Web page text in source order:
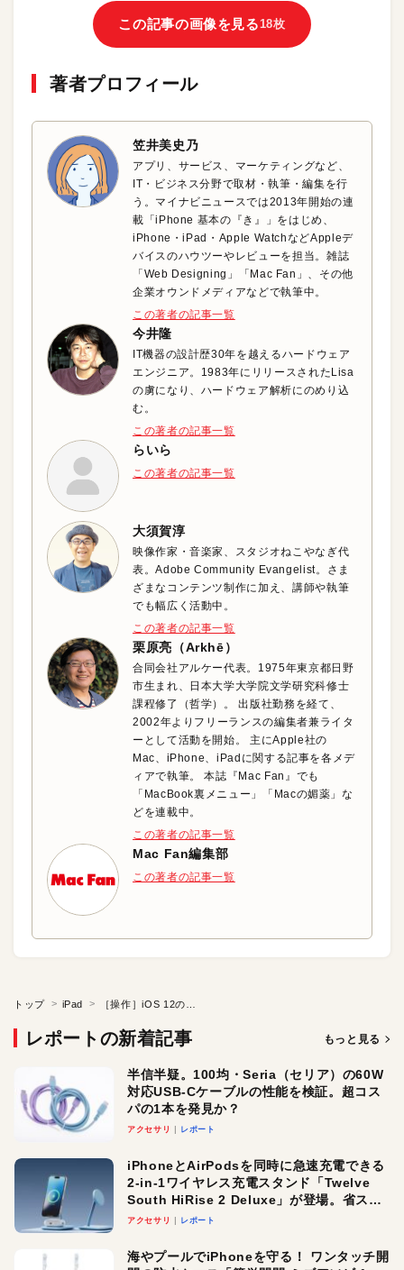
この記事の画像を見る18枚
著者プロフィール
笠井美史乃
アプリ、サービス、マーケティングなど、
IT・ビジネス分野で取材・執筆・編集を行
う。マイナビニュースでは2013年開始の連
載「iPhone 基本の『き』」をはじめ、
iPhone・iPad・Apple WatchなどAppleデ
バイスのハウツーやレビューを担当。雑誌
「Web Designing」「Mac Fan」、その他
企業オウンドメディアなどで執筆中。
この著者の記事一覧
今井隆
IT機器の設計歴30年を越えるハードウェア
エンジニア。1983年にリリースされたLisa
の虜になり、ハードウェア解析にのめり込
む。
この著者の記事一覧
らいら
この著者の記事一覧
大須賀淳
映像作家・音楽家、スタジオねこやなぎ代
表。Adobe Community Evangelist。さま
ざまなコンテンツ制作に加え、講師や執筆
でも幅広く活動中。
この著者の記事一覧
栗原亮（Arkhē）
合同会社アルケー代表。1975年東京都日野
市生まれ、日本大学大学院文学研究科修士
課程修了（哲学）。 出版社勤務を経て、
2002年よりフリーランスの編集者兼ライタ
ーとして活動を開始。 主にApple社の
Mac、iPhone、iPadに関する記事を各メデ
ィアで執筆。 本誌『Mac Fan』でも
「MacBook裏メニュー」「Macの媚薬」な
どを連載中。
この著者の記事一覧
Mac Fan編集部
この著者の記事一覧
トップ iPad
レポートの新着記事 もっと見る
半信半疑。100均・Seria（セリア）の60W
対応USB-Cケーブルの性能を検証。超コス
パの1本を発見か？
アクセサリ レポート
iPhoneとAirPodsを同時に急速充電できる
2-in-1ワイヤレス充電スタンド「Twelve
South HiRise 2 Deluxe」が登場。省スペ
ースでおしゃれに充電したい人にオスス
アクセサリ レポート
海やプールでiPhoneを守る！ ワンタッチ開